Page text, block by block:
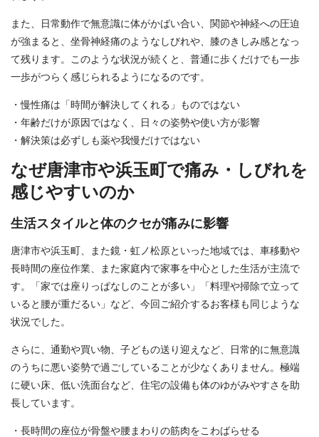
また、日常動作で無意識に体がかばい合い、関節や神経への圧迫
が強まると、坐骨神経痛のようなしびれや、膝のきしみ感となっ
て残ります。このような状況が続くと、普通に歩くだけでも一歩
一歩がつらく感じられるようになるのです。
・慢性痛は「時間が解決してくれる」ものではない
・年齢だけが原因ではなく、日々の姿勢や使い方が影響
・解決策は必ずしも薬や我慢だけではない
なぜ唐津市や浜玉町で痛み・しびれを
感じやすいのか
生活スタイルと体のクセが痛みに影響
唐津市や浜玉町、また鏡・虹ノ松原といった地域では、車移動や
長時間の座位作業、また家庭内で家事を中心とした生活が主流で
す。「家では座りっぱなしのことが多い」「料理や掃除で立って
いると腰が重だるい」など、今回ご紹介するお客様も同じような
状況でした。
さらに、通勤や買い物、子どもの送り迎えなど、日常的に無意識
のうちに悪い姿勢で過ごしていることが少なくありません。極端
に硬い床、低い洗面台など、住宅の設備も体のゆがみやすさを助
長しています。
・長時間の座位が骨盤や腰まわりの筋肉をこわばらせる